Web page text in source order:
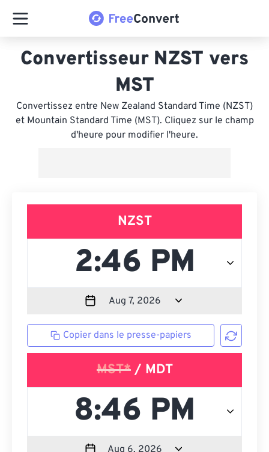
Convertisseur NZST vers
MST
Convertissez entre New Zealand Standard Time (NZST)
et Mountain Standard Time (MST). Cliquez sur le champ
d'heure pour modifier l'heure.
NZST
Copier dans le presse-papiers
MST*/ MDT